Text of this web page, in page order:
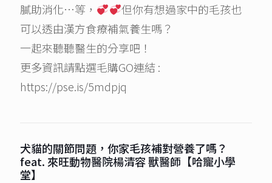
膩助消化…等，
但你有想過家中的毛孩也
可以透由漢方食療補氣養生嗎？
一起來聽聽醫生的分享吧！
更多資訊請點選毛購GO連結 :
https://pse.is/5mdpjq
犬貓的關節問題，你家毛孩補對營養了嗎？
feat. 來旺動物醫院楊清容 獸醫師【哈寵小學
堂】